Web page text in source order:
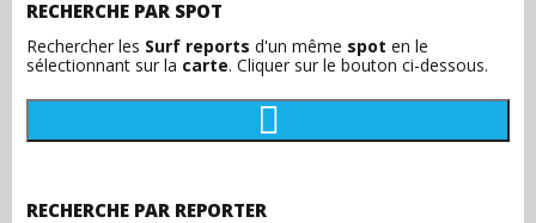
RECHERCHE PAR SPOT
Rechercher les Surf reports d'un même spot en le
sélectionnant sur la carte. Cliquer sur le bouton ci-dessous.
RECHERCHE PAR REPORTER